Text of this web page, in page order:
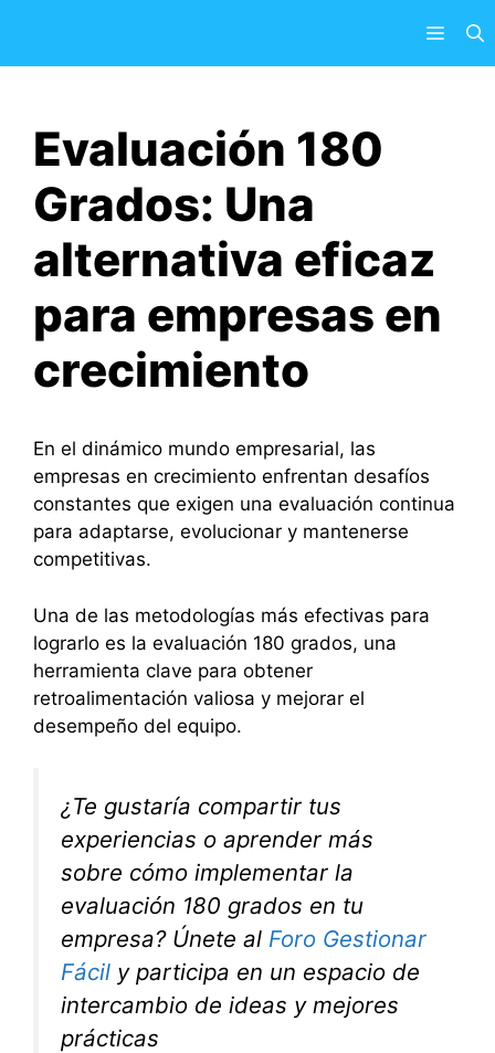
contenido
Menú
Evaluación 180
Grados: Una
alternativa eficaz
para empresas en
crecimiento
En el dinámico mundo empresarial, las
empresas en crecimiento enfrentan desafíos
constantes que exigen una evaluación continua
para adaptarse, evolucionar y mantenerse
competitivas.
Una de las metodologías más efectivas para
lograrlo es la evaluación 180 grados, una
herramienta clave para obtener
retroalimentación valiosa y mejorar el
desempeño del equipo.
¿Te gustaría compartir tus
experiencias o aprender más
sobre cómo implementar la
evaluación 180 grados en tu
empresa? Únete al Foro Gestionar
Fácil y participa en un espacio de
intercambio de ideas y mejores
prácticas